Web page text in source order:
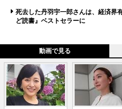
死去した丹羽宇一郎さんは、経済
ど読書』ベストセラーに
動画で見る